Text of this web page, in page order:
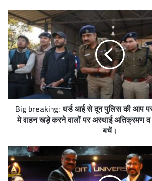
u
r
E
m
a
i
l
d
s
Big breaking: थर्ड आई से दून पुलिस की आप पर
मे वाहन खड़े करने वालों पर अस्थाई अतिक्रमण व
बचें।